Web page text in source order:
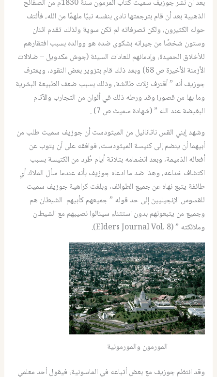
بعد أن نشر جوزيف سميث كتاب المرمون سنة 1830م من الصفائح
الذهبية بعد أن قام بترجمتها نادى بنفسه نبيًا ملهمًا من الله، فألتف
حوله الكثيرون، ولكن تصرفاته لم تكن سوية ولذلك تقدم اثنان
وستون شخصًا من جيرانه بشكوى ضده هو ووالده بسبب افتقارهم
للأخلاق الحميدة، وإدمانهم للعادات السيئة (جوش مكدويل – ضلالات
الأزمنة الأخيرة ص 68) وبعد ذلك قام بتزوير بعض النقود، ويعترف
جوزيف أنه ” أقترف زلات طائشة، وذلك بسبب ضعف الطبيعة البشرية
وما بها من قصور! وقد ورطه ذلك في ألوان من التجارب والآثام
البغيضة عند الله ” (شهادة سميث ص 7) .
وشهد إبني القس ناثانائيل من الميثودست أن جوزيف سميث طلب من
أبيهما أن ينضم إلى كنيسة الميثودست، فوافقه على أن يتوب عن
أفعاله الذميمة، وبعد انضمامه بثلاثة أيام طُرد من الكنيسة بسبب
اكتشاف خداعه، وهذا ضد ما ادعاه جوزيف بأنه عندما سأل الملاك أي
طائفة يتبع نهاه عن جميع الطوائف، وبلغت كراهية جوزيف سميث
للقسوس الإنجيليين إلى حد قوله ” جميعهم كأبيهم الشيطان هم
وجميع من يتبعونهم بدون استثناء سينالوا نصيبهم مع الشيطان
وملائكته ” (Elders Journal Vol. 8).
المورمون والمورمونية
وقد انتظم جوزيف مع بعض أتباعه في الماسونية، فيقول أحد معلمي